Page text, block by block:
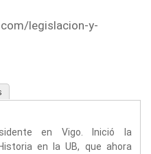
legislacion-y-
en Vigo. Inició la
en la UB, que ahora